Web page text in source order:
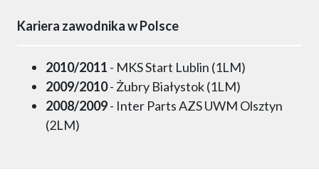
Kariera zawodnika w Polsce
2010/2011 - MKS Start Lublin (1LM)
2009/2010- Żubry Białystok (1LM)
2008/2009- Inter Parts AZS UWM Olsztyn
(2LM)